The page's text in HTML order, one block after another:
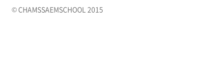
© CHAMSSAEMSCHOOL 2015